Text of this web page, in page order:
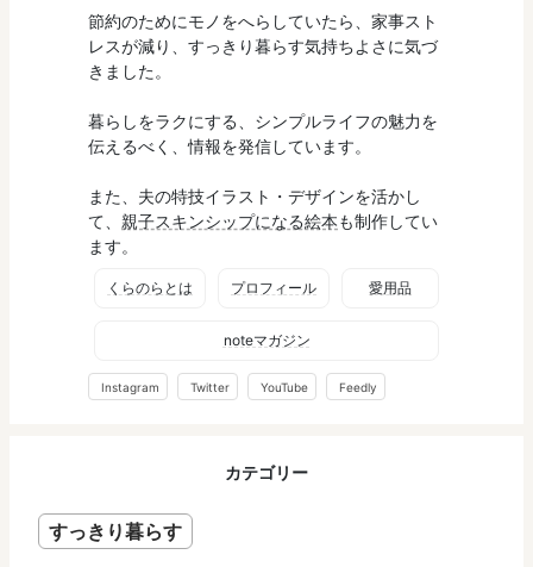
節約のためにモノをへらしていたら、家事スト
レスが減り、すっきり暮らす気持ちよさに気づ
きました。
暮らしをラクにする、シンプルライフの魅力を
伝えるべく、情報を発信しています。
また、夫の特技イラスト・デザインを活かし
て、 親子スキンシップになる絵本も制作してい
ます。
くらのらとは プロフィール 愛用品
noteマガジン
Instagram Twitter YouTube Feedly
カテゴリー
すっきり暮らす